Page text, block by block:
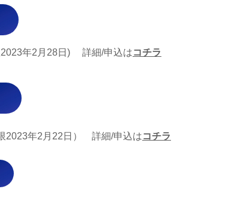
年2月28日) 詳細/申込はコチラ
2023年2月22日） 詳細/申込はコチラ